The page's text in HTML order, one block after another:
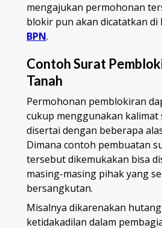
mengajukan permohonan
blokir pun akan dicatatkan di
BPN.
Contoh Surat
Tanah
Permohonan pemblokiran
cukup menggunakan
disertai dengan beberapa
Dimana contoh pembuatan
tersebut dikemukakan bisa
masing-masing pihak yang
bersangkutan.
Misalnya dikarenakan
ketidakadilan dalam